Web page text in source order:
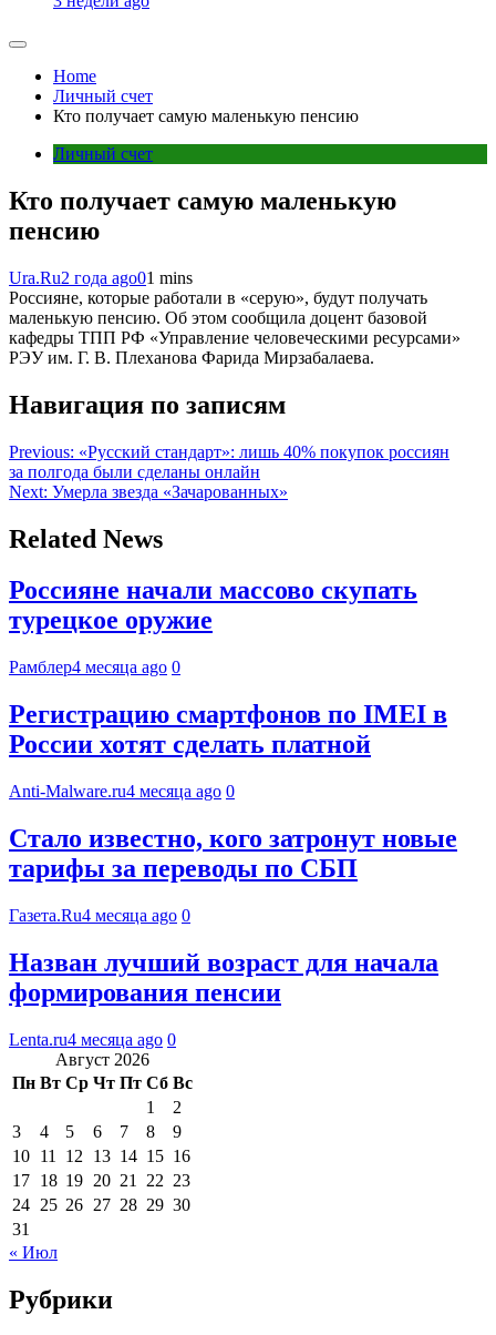
Home
Личный счет
Кто получает самую маленькую пенсию
Личный счет
Кто получает самую маленькую
пенсию
Ura.Ru2 года ago01 mins
Россияне, которые работали в «серую», будут получать
маленькую пенсию. Об этом сообщила доцент базовой
кафедры ТПП РФ «Управление человеческими ресурсами»
РЭУ им. Г. В. Плеханова Фарида Мирзабалаева.
Навигация по записям
Previous: «Русский стандарт»: лишь 40% покупок россиян
за полгода были сделаны онлайн
Next: Умерла звезда «Зачарованных»
Related News
Россияне начали массово скупать
турецкое оружие
Рамблер4 месяца ago 0
Регистрацию смартфонов по IMEI в
России хотят сделать платной
Anti-Malware.ru4 месяца ago 0
Стало известно, кого затронут новые
тарифы за переводы по СБП
Газета.Ru4 месяца ago 0
Назван лучший возраст для начала
формирования пенсии
Lenta.ru4 месяца ago 0
Август 2026
Пн Вт Ср Чт Пт Сб Вс
1
2
3
4 5 6 7 8
9
10 11 12 13 14 15 16
17 18 19 20 21 22 23
24 25 26 27 28 29 30
31
« Июл
Рубрики